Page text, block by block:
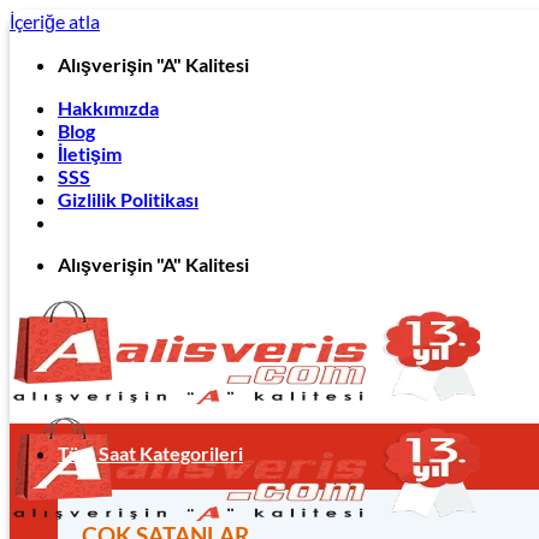
İçeriğe atla
Alışverişin "A" Kalitesi
Hakkımızda
Blog
İletişim
SSS
Gizlilik Politikası
Alışverişin "A" Kalitesi
Tüm Saat Kategorileri